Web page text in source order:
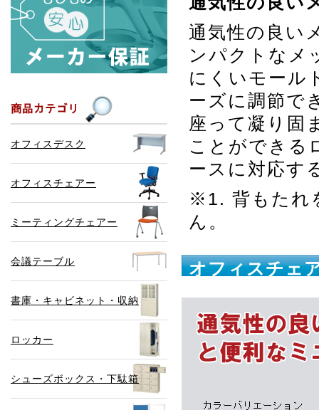
通気性の良い
ンパクトなメ
にくいモール
ーズに調節で
座って凝り固
ことができる
ースに対応す
※1. 背もたれ
ん。
オフィスチェ
オフィスデスク
オフィスチェアー
ミーティングチェアー
会議テーブル
書庫・キャビネット・収納
ロッカー
シューズボックス・下駄箱